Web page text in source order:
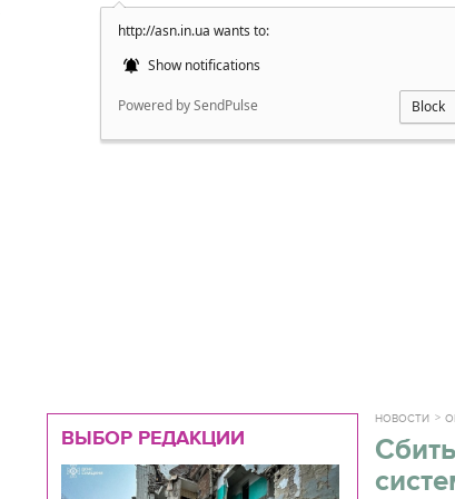
http://asn.in.ua wants to:
Show notifications
Powered by SendPulse Block
ВЫБОР РЕДАКЦИИ
НОВОСТИ